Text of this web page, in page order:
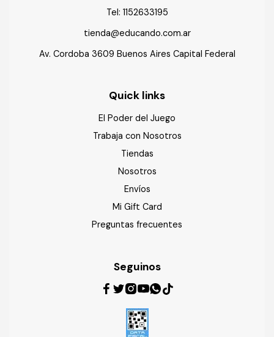
Tel: 1152633195
tienda@educando.com.ar
Av. Cordoba 3609 Buenos Aires Capital Federal
Quick links
El Poder del Juego
Trabaja con Nosotros
Tiendas
Nosotros
Envíos
Mi Gift Card
Preguntas frecuentes
Seguinos